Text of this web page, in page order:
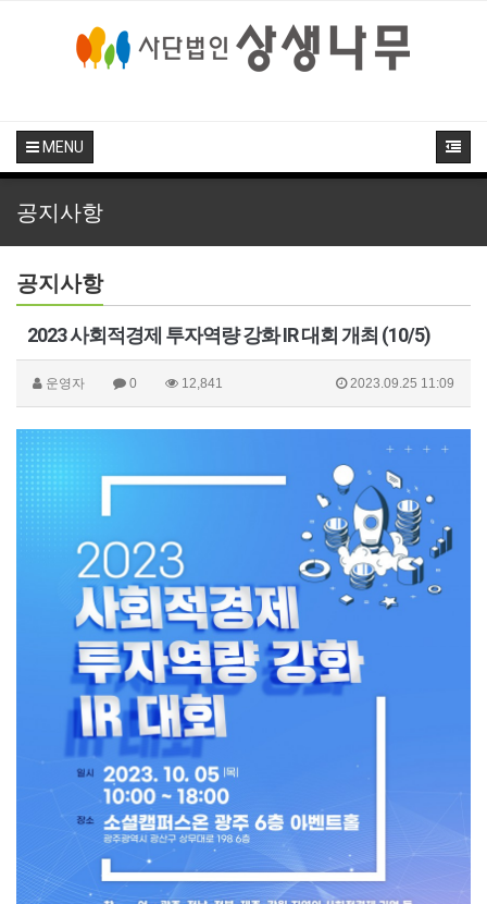
MENU
공지사항
공지사항
2023 사회적경제 투자역량 강화 IR 대회 개최 (10/5)
운영자 0 12,841 2023.09.25 11:09